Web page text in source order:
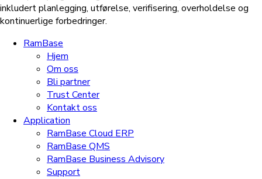
inkludert planlegging, utførelse, verifisering, overholdelse og
kontinuerlige forbedringer.
RamBase
Hjem
Om oss
Bli partner
Trust Center
Kontakt oss
Application
RamBase Cloud ERP
RamBase QMS
RamBase Business Advisory
Support